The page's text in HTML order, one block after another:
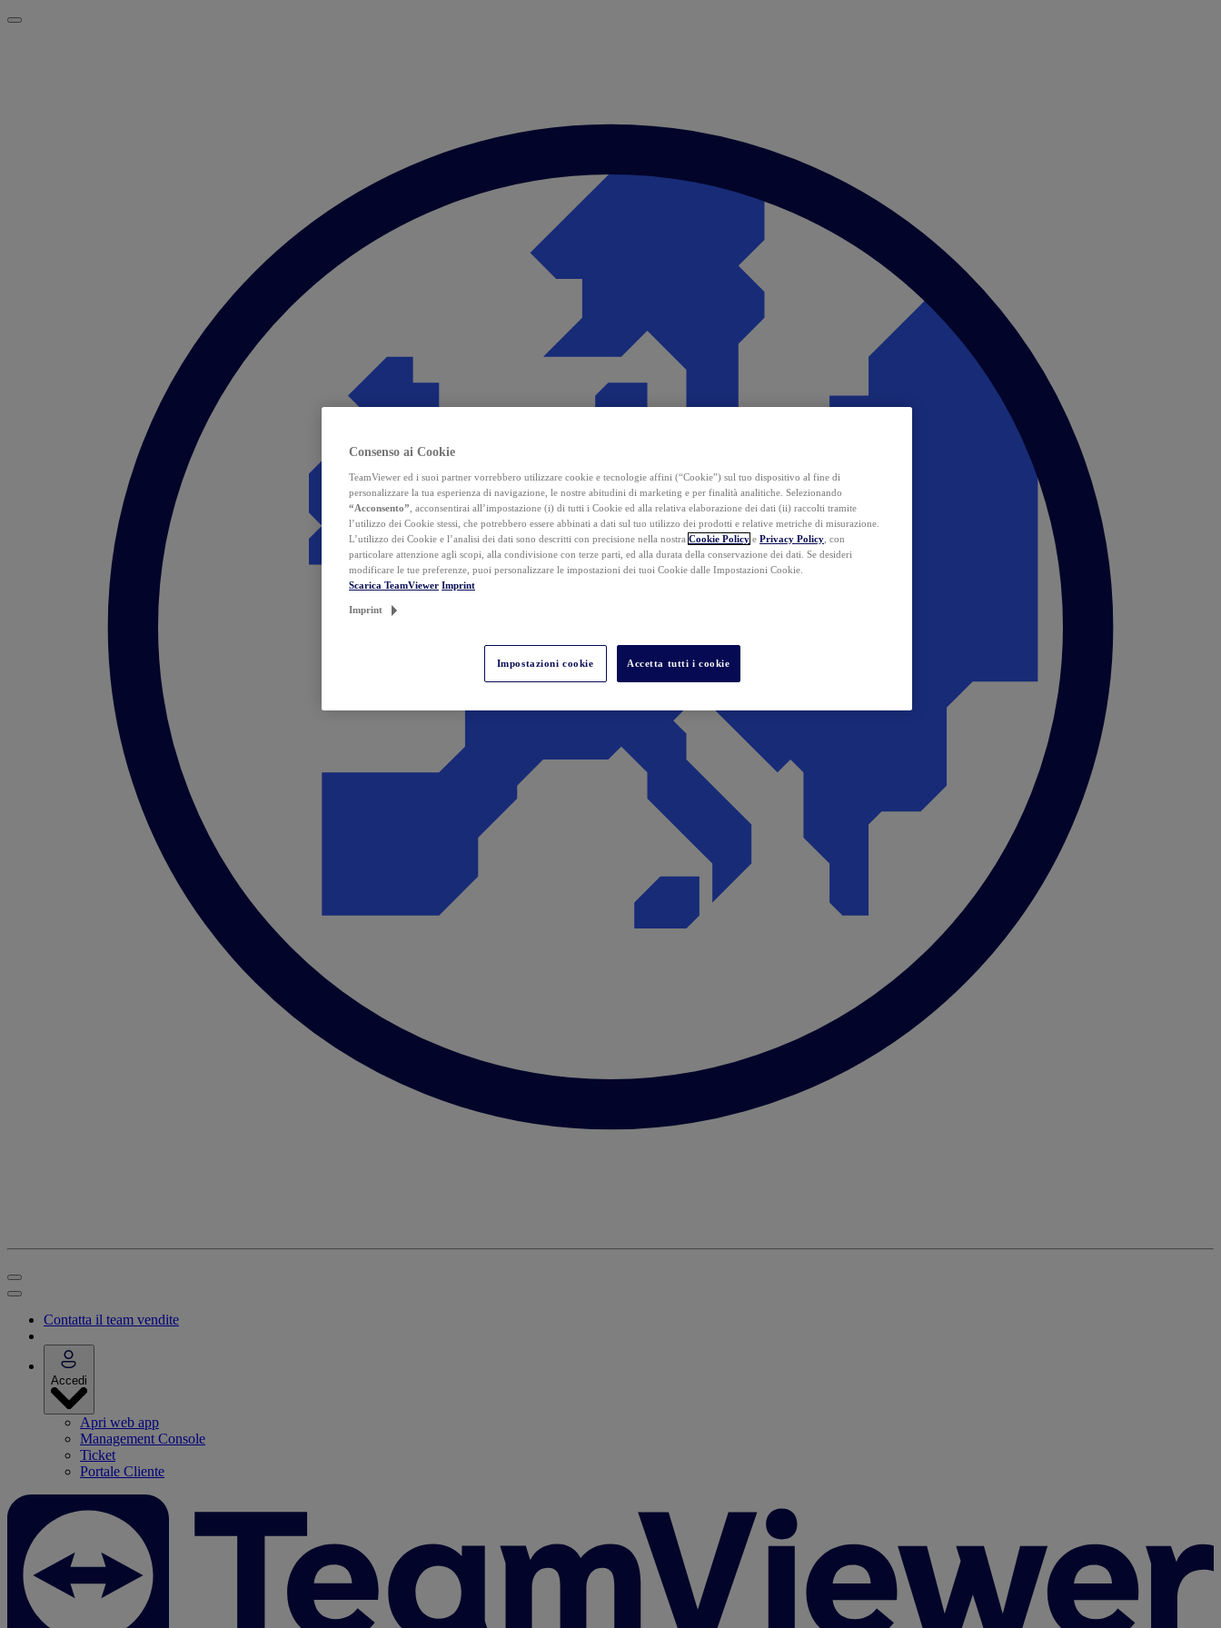
Contatta il team vendite
Accedi
Apri web app
Management Console
Ticket
Portale Cliente
Consenso ai Cookie
TeamViewer ed i suoi partner vorrebbero utilizzare cookie e tecnologie affini (“Cookie”) sul tuo dispositivo al fine di
personalizzare la tua esperienza di navigazione, le nostre abitudini di marketing e per finalità analitiche. Selezionando
“Acconsento” , acconsentirai all’impostazione (i) di tutti i Cookie ed alla relativa elaborazione dei dati (ii) raccolti tramite
l’utilizzo dei Cookie stessi, che potrebbero essere abbinati a dati sul tuo utilizzo dei prodotti e relative metriche di misurazione.
L’utilizzo dei Cookie e l’analisi dei dati sono descritti con precisione nella nostra Cookie Policy e Privacy Policy , con
particolare attenzione agli scopi, alla condivisione con terze parti, ed alla durata della conservazione dei dati. Se desideri
modificare le tue preferenze, puoi personalizzare le impostazioni dei tuoi Cookie dalle Impostazioni Cookie.
Scarica TeamViewer Imprint
Imprint
Impostazioni cookie Accetta tutti i cookie